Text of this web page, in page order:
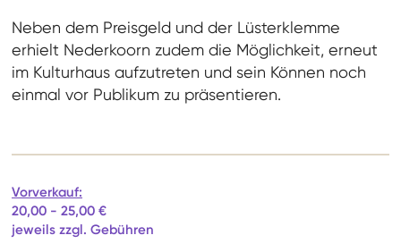
Neben dem Preisgeld und der Lüsterklemme
erhielt Nederkoorn zudem die Möglichkeit, erneut
im Kulturhaus aufzutreten und sein Können noch
einmal vor Publikum zu präsentieren.
Vorverkauf:
20,00 - 25,00 €
jeweils zzgl. Gebühren